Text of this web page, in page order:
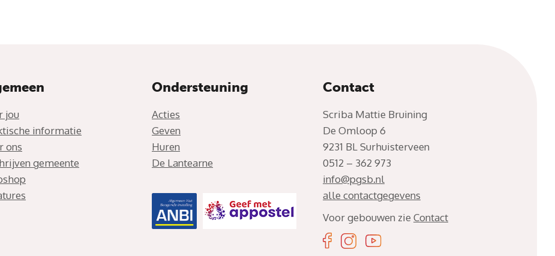
jou
informatie
ons
gemeente
Ondersteuning
Acties
Geven
Huren
De Lantearne
Contact
Scriba Mattie Bruining
De Omloop 6
9231 BL Surhuisterveen
0512 – 362 973
info@pgsb.nl
alle contactgegevens
Voor gebouwen zie Contact